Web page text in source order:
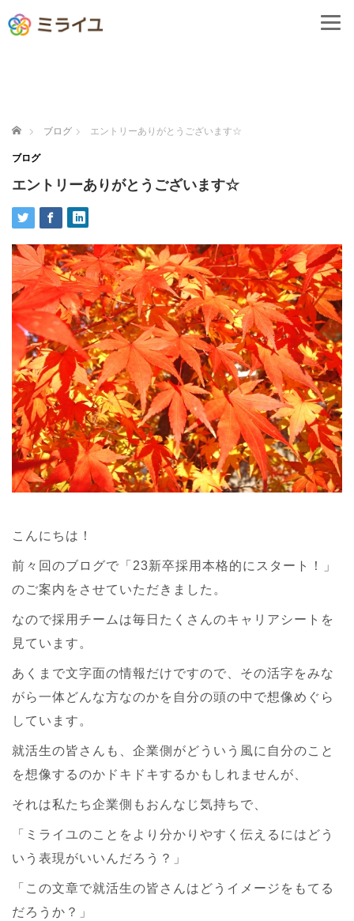
ホーム ブログ エントリーありがとうございます☆
ブログ
エントリーありがとうございます☆
こんにちは！
前々回のブログで「23新卒採用本格的にスタート！」
のご案内をさせていただきました。
なので採用チームは毎日たくさんのキャリアシートを
見ています。
あくまで文字面の情報だけですので、その活字をみな
がら一体どんな方なのかを自分の頭の中で想像めぐら
しています。
就活生の皆さんも、企業側がどういう風に自分のこと
を想像するのかドキドキするかもしれませんが、
それは私たち企業側もおんなじ気持ちで、
「ミライユのことをより分かりやすく伝えるにはどう
いう表現がいいんだろう？」
「この文章で就活生の皆さんはどうイメージをもてる
だろうか？」